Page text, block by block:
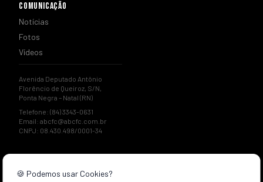
COMUNICAÇÃO
Notícias
Fotos
Vídeos
Avenida Deputado Antônio
Florêncio de Queiroz, S/N,
Ponta Negra – Natal (RN)
Telefone: (84) 3343-0631
Email: abcfc@abcfc.com.br
CNPJ: 08.430.498/0001-34
🍪 Podemos usar Cookies?